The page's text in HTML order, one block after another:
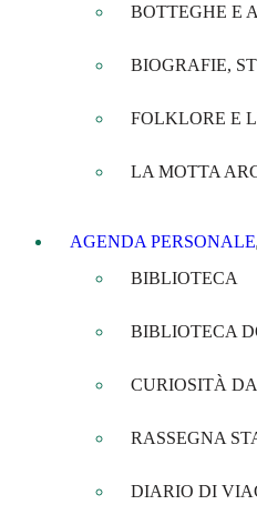
BOTTEGHE E
BIOGRAFIE,
FOLKLORE E
LA MOTTA
AGENDA PERSONALE
BIBLIOTECA
BIBLIOTECA
CURIOSITÀ
RASSEGNA
DIARIO DI